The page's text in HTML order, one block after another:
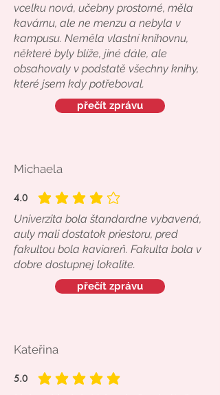
vcelku nová, učebny prostorné, měla
kavárnu, ale ne menzu a nebyla v
kampusu. Neměla vlastní knihovnu,
některé byly blíže, jiné dále, ale
obsahovaly v podstatě všechny knihy,
které jsem kdy potřeboval.
přečít zprávu
Michaela
4.0
average rating is 4 out of 5
Univerzita bola štandardne vybavená,
auly mali dostatok priestoru, pred
fakultou bola kaviareň. Fakulta bola v
dobre dostupnej lokalite.
přečít zprávu
Kateřina
5.0
average rating is 5 out of 5